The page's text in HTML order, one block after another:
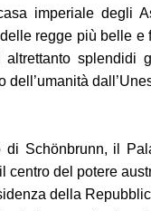
imperiale degli
regge più belle e
altrettanto splendidi
dell’umanità
di Schönbrunn, il
centro del potere
della